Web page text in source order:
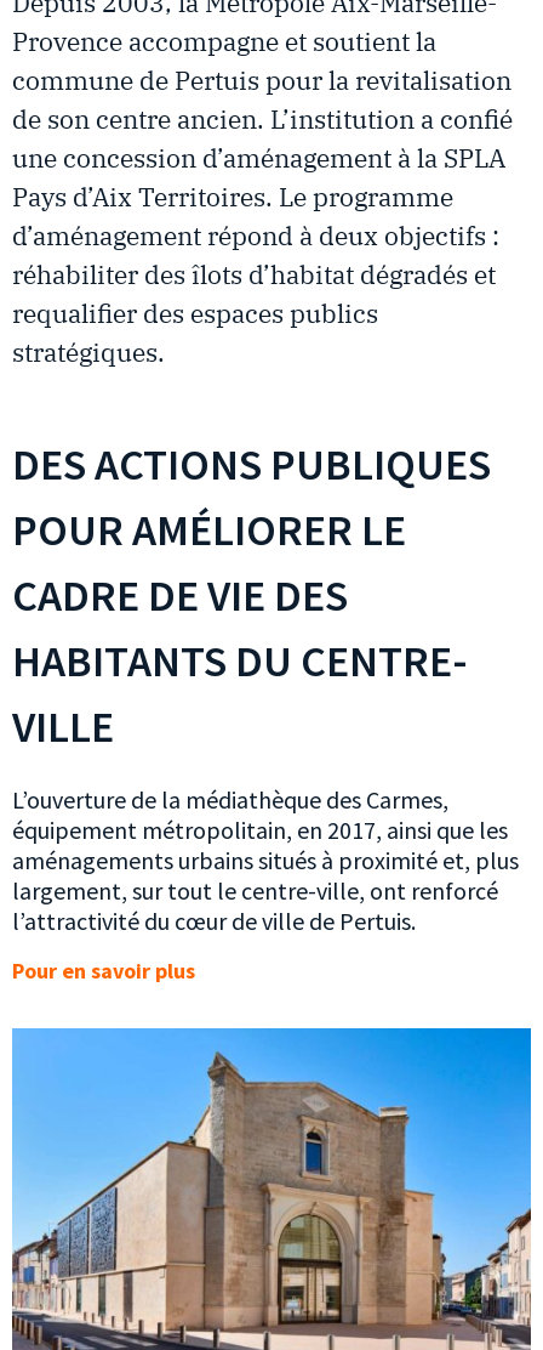
Provence accompagne et soutient la
commune de Pertuis pour la revitalisation
de son centre ancien. L’institution a confié
une concession d’aménagement à la SPLA
Pays d’Aix Territoires. Le programme
d’aménagement répond à deux objectifs :
réhabiliter des îlots d’habitat dégradés et
requalifier des espaces publics
stratégiques.
DES ACTIONS PUBLIQUES
POUR AMÉLIORER LE
CADRE DE VIE DES
HABITANTS DU CENTRE-
VILLE
L’ouverture de la médiathèque des Carmes,
équipement métropolitain, en 2017, ainsi que les
aménagements urbains situés à proximité et, plus
largement, sur tout le centre-ville, ont renforcé
l’attractivité du cœur de ville de Pertuis.
Pour en savoir plus